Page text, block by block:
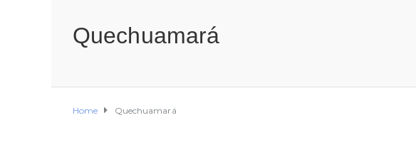
Quechuamará
Home Quechuamará